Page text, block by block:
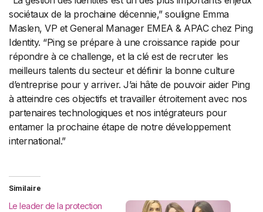
sociétaux de la prochaine décennie,” souligne Emma
Maslen, VP et General Manager EMEA & APAC chez Ping
Identity. “Ping se prépare à une croissance rapide pour
répondre à ce challenge, et la clé est de recruter les
meilleurs talents du secteur et définir la bonne culture
d’entreprise pour y arriver. J’ai hâte de pouvoir aider Ping
à atteindre ces objectifs et travailler étroitement avec nos
partenaires technologiques et nos intégrateurs pour
entamer la prochaine étape de notre développement
international.”
Similaire
Le leader de la protection